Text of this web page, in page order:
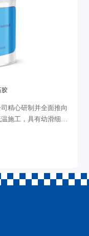
胶
精心研制并全面推向
施工，具有幼滑细腻
于要求...